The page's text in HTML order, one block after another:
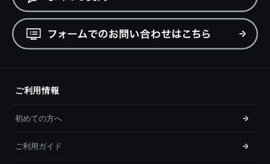
ご利用情報
初めての方へ
ご利用ガイド